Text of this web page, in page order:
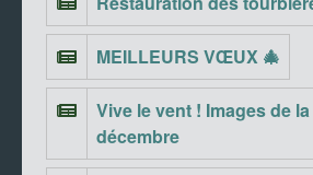
MEILLEURS VŒUX 🎄
Vive le vent ! Images de
décembre